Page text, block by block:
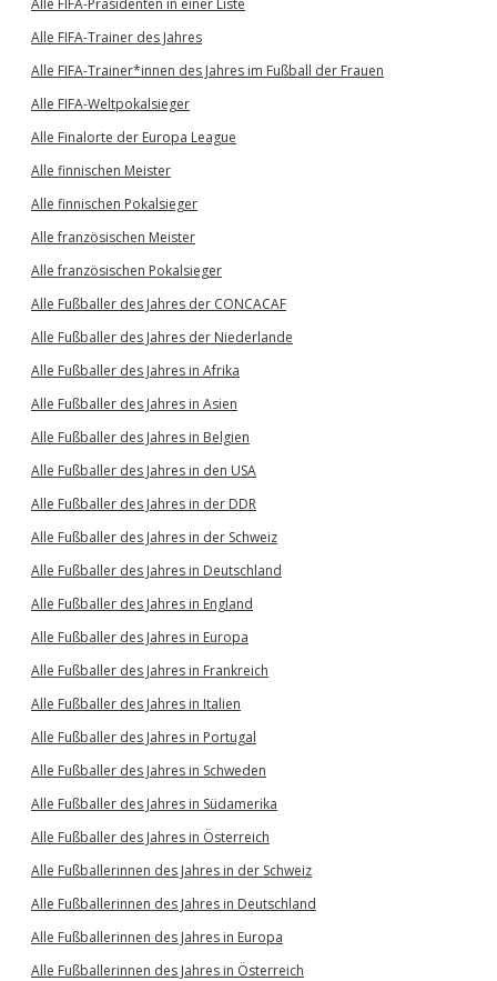
Alle FIFA-Präsidenten in einer Liste
Alle FIFA-Trainer des Jahres
Alle FIFA-Trainer*innen des Jahres im Fußball der Frauen
Alle FIFA-Weltpokalsieger
Alle Finalorte der Europa League
Alle finnischen Meister
Alle finnischen Pokalsieger
Alle französischen Meister
Alle französischen Pokalsieger
Alle Fußballer des Jahres der CONCACAF
Alle Fußballer des Jahres der Niederlande
Alle Fußballer des Jahres in Afrika
Alle Fußballer des Jahres in Asien
Alle Fußballer des Jahres in Belgien
Alle Fußballer des Jahres in den USA
Alle Fußballer des Jahres in der DDR
Alle Fußballer des Jahres in der Schweiz
Alle Fußballer des Jahres in Deutschland
Alle Fußballer des Jahres in England
Alle Fußballer des Jahres in Europa
Alle Fußballer des Jahres in Frankreich
Alle Fußballer des Jahres in Italien
Alle Fußballer des Jahres in Portugal
Alle Fußballer des Jahres in Schweden
Alle Fußballer des Jahres in Südamerika
Alle Fußballer des Jahres in Österreich
Alle Fußballerinnen des Jahres in der Schweiz
Alle Fußballerinnen des Jahres in Deutschland
Alle Fußballerinnen des Jahres in Europa
Alle Fußballerinnen des Jahres in Österreich